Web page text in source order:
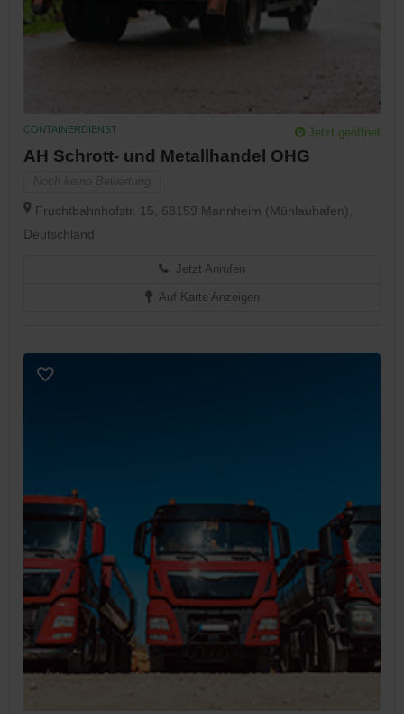
CONTAINERDIENST Jetzt geöffnet
AH Schrott- und Metallhandel OHG
Fruchtbahnhofstr. 15, 68159 Mannheim (Mühlauhafen),
Deutschland
Jetzt Anrufen
Auf Karte Anzeigen